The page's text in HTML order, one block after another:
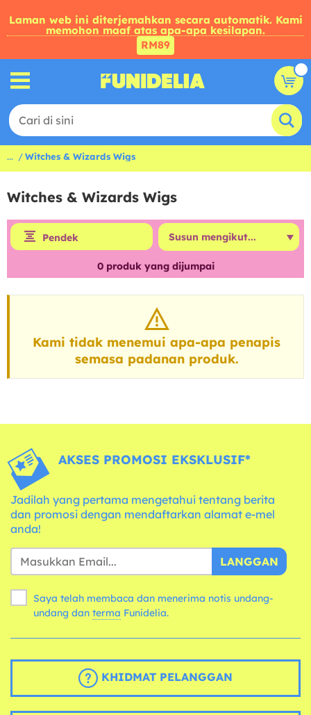
Laman web ini diterjemahkan secara automatik. Kami
memohon maaf atas apa-apa kesilapan.
RM89
... Witches & Wizards Wigs
Witches & Wizards Wigs
Pendek
0produk yang dijumpai
Kami tidak menemui apa-apa penapis
semasa padanan produk.
AKSES PROMOSI EKSKLUSIF*
Jadilah yang pertama mengetahui tentang berita
dan promosi dengan mendaftarkan alamat e-mel
anda!
LANGGAN
Saya telah membaca dan menerima notis undang-
undang dan terma Funidelia.
KHIDMAT PELANGGAN